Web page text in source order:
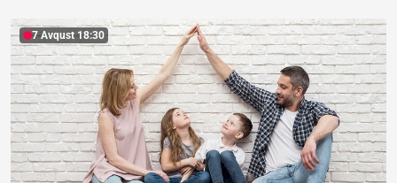
7 Avqust 18:30